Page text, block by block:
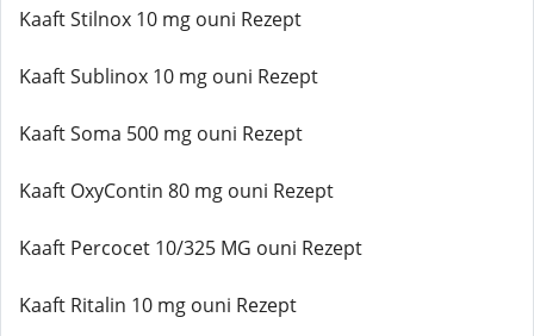
Kaaft Stilnox 10 mg ouni Rezept
Kaaft Sublinox 10 mg ouni Rezept
Kaaft Soma 500 mg ouni Rezept
Kaaft OxyContin 80 mg ouni Rezept
Kaaft Percocet 10/325 MG ouni Rezept
Kaaft Ritalin 10 mg ouni Rezept